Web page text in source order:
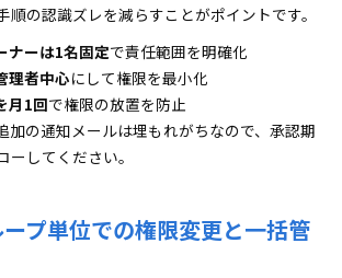
順の認識ズレを減らすことがポイントです。
ナーは1名固定で責任範囲を明確化
理者中心にして権限を最小化
月1回で権限の放置を防止
加の通知メールは埋もれがちなので、承認期
ーしてください。
プ単位での権限変更と一括管